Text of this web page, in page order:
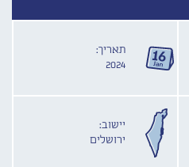
תאריך:
2024
יישוב:
ירושלים